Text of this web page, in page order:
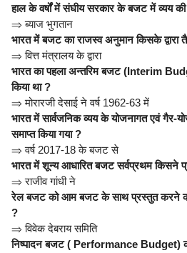
हाल के वर्षों में संघीय सरकार के बजट में व्यय
⇒ब्याज भुगतान
भारत में बजट का राजस्व अनुमान किसके द्वारा
⇒ वित्त मंत्रालय के द्वारा
भारत का पहला अन्तरिम बजट (Interim
किया था ?
⇒ मोरारजी देसाई ने वर्ष 1962-63 में
भारत में सार्वजनिक व्यय के योजनागत एवं गैर-
समाप्त किया गया ?
⇒ वर्ष 2017-18 के बजट से
भारत में शून्य आधारित बजट सर्वप्रथम किसने
⇒ राजीव गांधी ने
रेल बजट को आम बजट के साथ प्रस्तुत करने
?
⇒विवेक देबराय समिति
निष्पादन बजट ( Performance Budget)